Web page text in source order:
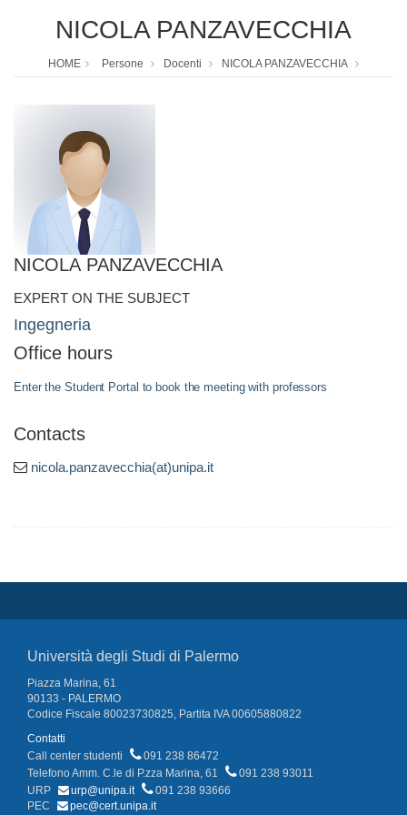
NICOLA PANZAVECCHIA
HOME Persone Docenti NICOLA PANZAVECCHIA
NICOLA PANZAVECCHIA
EXPERT ON THE SUBJECT
Ingegneria
Office hours
Enter the Student Portal to book the meeting with professors
Contacts
nicola.panzavecchia(at)unipa.it
Università degli Studi di Palermo
Piazza Marina, 61
90133 - PALERMO
Codice Fiscale 80023730825, Partita IVA 00605880822
Contatti
Call center studenti
091 238 86472
Telefono Amm. C.le di P.zza Marina, 61
091 238 93011
URP
urp@unipa.it
091 238 93666
PEC
pec@cert.unipa.it